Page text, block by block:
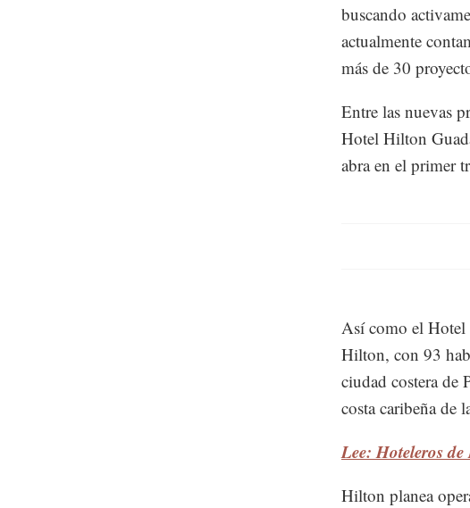
buscando
actualmente
más de 30
Entre las nuevas
Hotel Hilton
abra en el primer
Así como el
Hilton, con 93
ciudad costera de
costa caribeña de
Lee: Hoteleros
Hilton planea